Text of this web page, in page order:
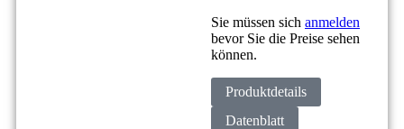
Sie müssen sich anmelden
bevor Sie die Preise sehen
können.
Produktdetails
Datenblatt